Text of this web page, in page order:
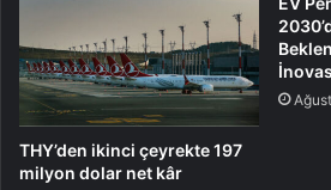
THY’den ikinci çeyrekte 197
milyon dolar net kâr